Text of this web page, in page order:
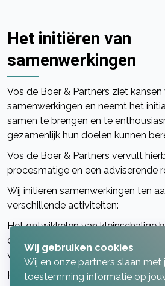
Het initiëren van
samenwerkingen
Vos de Boer & Partners ziet
samenwerkingen en neemt het
samen te brengen en te
gezamenlijk hun doelen kunnen
Vos de Boer & Partners vervult
procesmatige en een adviserende
Wij initiëren samenwerkingen ten
verschillende activiteiten:
Het ontwikkelen van kleinschalige
daaraan gekoppelde oplossing
voor een ondernemer die zijn
Het analyseren van een locatie,
Wij gebruiken cookies
Wij en onze partners slaan met
toestemming informatie op